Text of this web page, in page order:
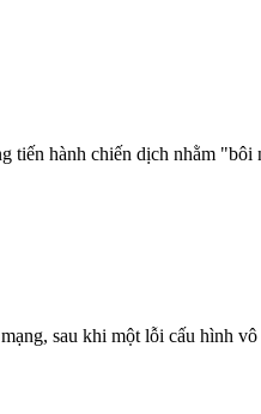
tiến hành chiến dịch nhằm "bôi
sau khi một lỗi cấu hình